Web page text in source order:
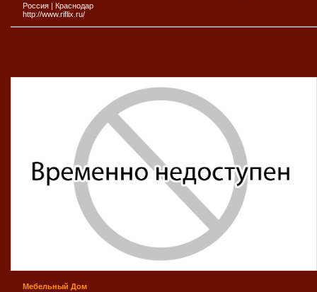
Россия | Краснодар
http://www.riflix.ru/
Мебельный Дом